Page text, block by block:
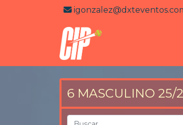
6 MASCULINO 25/